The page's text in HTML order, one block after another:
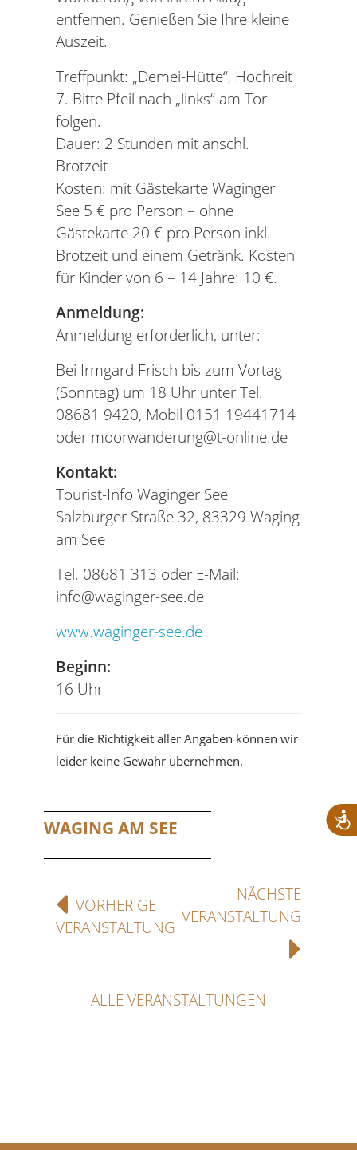
entfernen. Genießen Sie Ihre kleine
Auszeit.
Treffpunkt: „Demei-Hütte“, Hochreit
7. Bitte Pfeil nach „links“ am Tor
folgen.
Dauer: 2 Stunden mit anschl.
Brotzeit
Kosten: mit Gästekarte Waginger
See 5 € pro Person – ohne
Gästekarte 20 € pro Person inkl.
Brotzeit und einem Getränk. Kosten
für Kinder von 6 – 14 Jahre: 10 €.
Anmeldung:
Anmeldung erforderlich, unter:
Bei Irmgard Frisch bis zum Vortag
(Sonntag) um 18 Uhr unter Tel.
08681 9420, Mobil 0151 19441714
oder moorwanderung@t-online.de
Kontakt:
Tourist-Info Waginger See
Salzburger Straße 32, 83329 Waging
am See
Tel. 08681 313 oder E-Mail:
info@waginger-see.de
www.waginger-see.de
Beginn:
16 Uhr
Für die Richtigkeit aller Angaben können wir
leider keine Gewähr übernehmen.
WAGING AM SEE
VORHERIGE
VERANSTALTUNG
NÄCHSTE
VERANSTALTUNG
ALLE VERANSTALTUNGEN